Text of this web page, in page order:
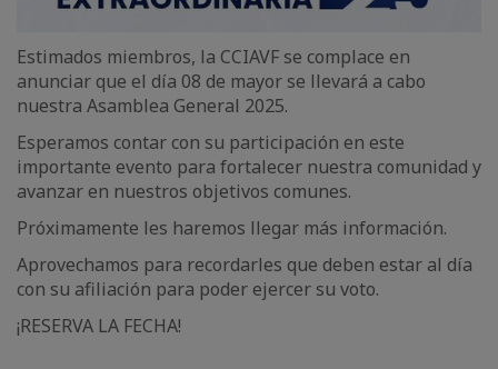
Estimados miembros, la CCIAVF se complace en
anunciar que el día 08 de mayor se llevará a cabo
nuestra Asamblea General 2025.
Esperamos contar con su participación en este
importante evento para fortalecer nuestra comunidad y
avanzar en nuestros objetivos comunes.
Próximamente les haremos llegar más información.
Aprovechamos para recordarles que deben estar al día
con su afiliación para poder ejercer su voto.
¡RESERVA LA FECHA!